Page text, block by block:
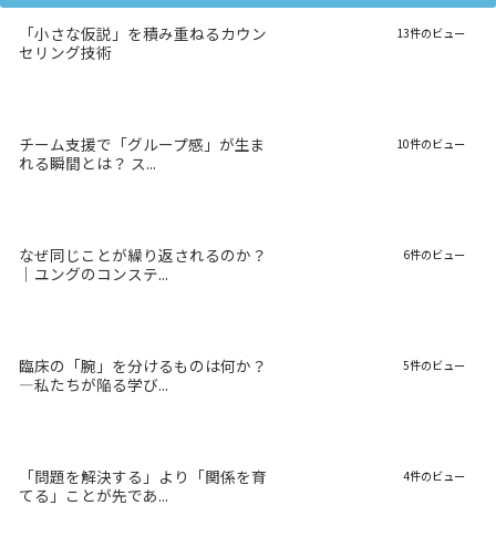
「小さな仮説」を積み重ねるカウン
セリング技術
13件のビュー
チーム支援で「グループ感」が生ま
れる瞬間とは？ ス...
10件のビュー
なぜ同じことが繰り返されるのか？
｜ユングのコンステ...
6件のビュー
臨床の「腕」を分けるものは何か？
―私たちが陥る学び...
5件のビュー
「問題を解決する」より「関係を育
てる」ことが先であ...
4件のビュー